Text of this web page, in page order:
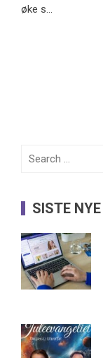
øke s...
Search
SISTE NYE